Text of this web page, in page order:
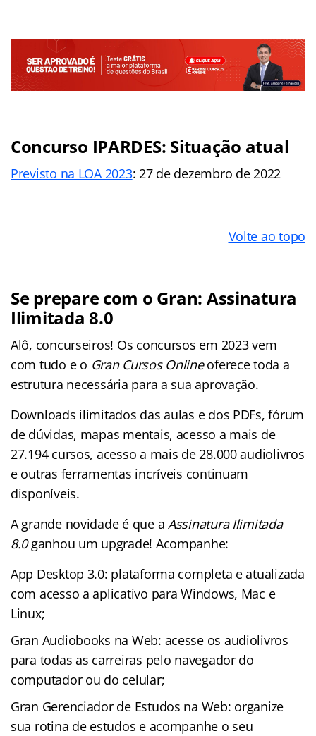
Concurso IPARDES: Situação atual
Previsto na LOA 2023: 27 de dezembro de 2022
Volte ao topo
Se prepare com o Gran: Assinatura
Ilimitada 8.0
Alô, concurseiros! Os concursos em 2023 vem
com tudo e o Gran Cursos Onlineoferece toda a
estrutura necessária para a sua aprovação.
Downloads ilimitados das aulas e dos PDFs, fórum
de dúvidas, mapas mentais, acesso a mais de
27.194 cursos, acesso a mais de 28.000 audiolivros
e outras ferramentas incríveis continuam
disponíveis.
A grande novidade é que a Assinatura Ilimitada
8.0ganhou um upgrade! Acompanhe:
App Desktop 3.0: plataforma completa e atualizada
com acesso a aplicativo para Windows, Mac e
Linux;
Gran Audiobooks na Web: acesse os audiolivros
para todas as carreiras pelo navegador do
computador ou do celular;
Gran Gerenciador de Estudos na Web: organize
sua rotina de estudos e acompanhe o seu